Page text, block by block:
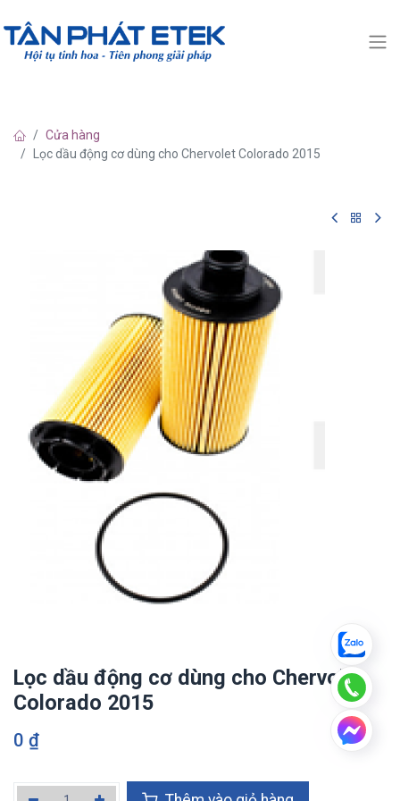
Cửa hàng
Lọc dầu động cơ dùng cho Chervolet Colorado 2015
Lọc dầu động cơ dùng cho Chervolet
Colorado 2015
0 ₫